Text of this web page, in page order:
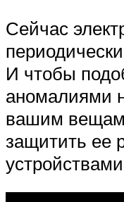
Сейчас
И чтобы
аномалиями
вашим
защитить ее